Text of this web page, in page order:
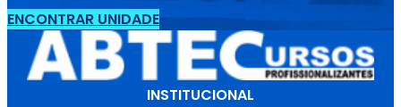
ENCONTRAR UNIDADE
INSTITUCIONAL